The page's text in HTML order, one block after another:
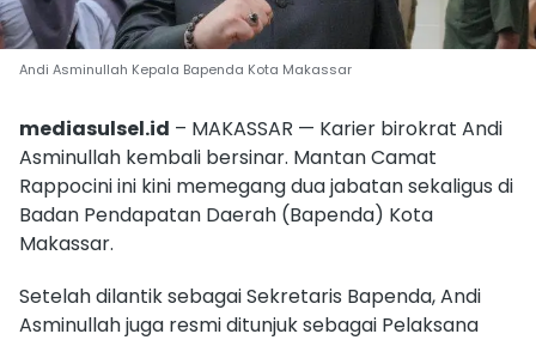
Andi Asminullah Kepala Bapenda Kota Makassar
mediasulsel.id – MAKASSAR — Karier birokrat Andi
Asminullah kembali bersinar. Mantan Camat
Rappocini ini kini memegang dua jabatan sekaligus di
Badan Pendapatan Daerah (Bapenda) Kota
Makassar.
Setelah dilantik sebagai Sekretaris Bapenda, Andi
Asminullah juga resmi ditunjuk sebagai Pelaksana